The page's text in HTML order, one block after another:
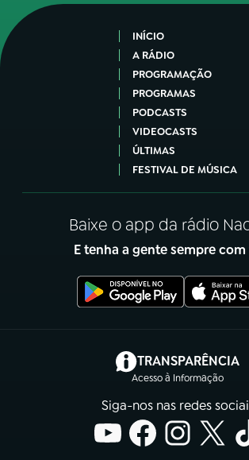
INÍCIO
A RÁDIO
PROGRAMAÇÃO
PROGRAMAS
PODCASTS
VIDEOCASTS
ÚLTIMAS
FESTIVAL DE MÚSICA
Baixe o app da rádio
E tenha a gente sempre
TRANSPARÊNCIA
Acesso à Informação
(abre em
Siga-nos nas redes